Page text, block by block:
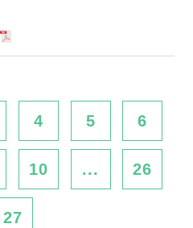
4 5 6
10 ... 26
27